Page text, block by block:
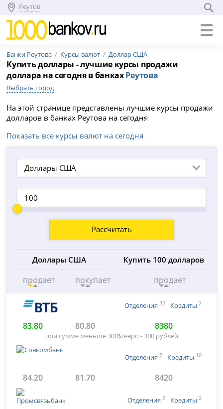
Реутов
Банки Реутова Курсы валют Доллар США
Купить доллары - лучшие курсы продажи
доллара на сегодня в банкахРеутова
Выбрать город
На этой странице представлены лучшие курсы продажи
долларов в банках Реутова на сегодня
Показать все курсы валют на сегодня
Доллары США
Рассчитать
Доллары США
продает покупает
Купить 100 долларов
продает
Отделения 32 Кредиты 2
83.80 80.80 8380
при сумме меньше 300$/евро - 300 рублей
Отделения 7 Кредиты 10
84.20 81.70 8420
Отделения 2 Кредиты 2